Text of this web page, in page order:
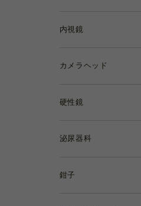
内視鏡
カメラヘッド
硬性鏡
泌尿器科
鉗子